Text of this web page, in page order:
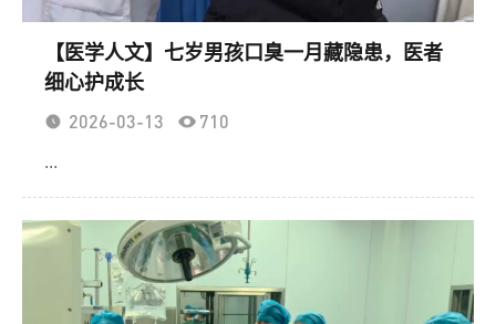
【医学人文】七岁男孩口臭一月藏隐患，医者
细心护成长
2026-03-13 710
...